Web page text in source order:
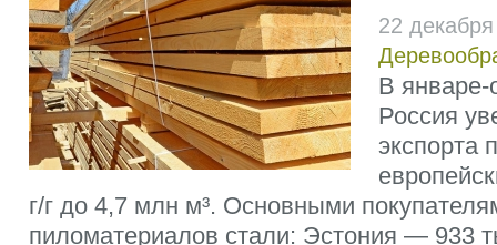
22
В январе-
Россия
экспорта
г/г до 4,7 млн м³. Основными
пиломатериалов стали: Эстония — 933